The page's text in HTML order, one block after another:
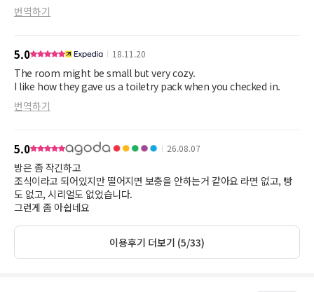
번역하기
5.0 18.11.20
The room might be small but very cozy.
I like how they gave us a toiletry pack when you checked in.
번역하기
5.0 26.08.07
방은 좀 작긴하고
조식이라고 되어있지만 떨어지면 보충을 안하는거 같아요 라면 없고, 빵
도 없고, 시리얼도 없었습니다.
그런게 좀 아쉽네요
이용후기 더보기 (5/33)